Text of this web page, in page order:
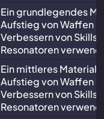
Ein grundlegendes
Aufstieg von Waffen
Verbessern von Skills
Resonatoren
Ein mittleres Material,
Aufstieg von Waffen
Verbessern von Skills
Resonatoren